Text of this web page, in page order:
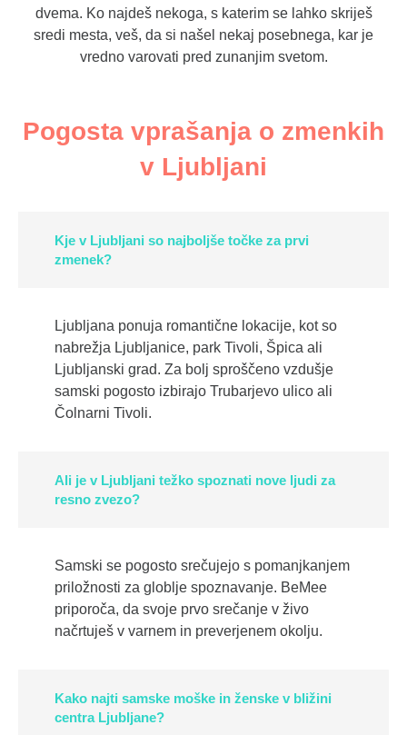
dvema. Ko najdeš nekoga, s katerim se lahko skriješ
sredi mesta, veš, da si našel nekaj posebnega, kar je
vredno varovati pred zunanjim svetom.
Pogosta vprašanja o zmenkih
v Ljubljani
Kje v Ljubljani so najboljše točke za prvi
zmenek?
Ljubljana ponuja romantične lokacije, kot so
nabrežja Ljubljanice, park Tivoli, Špica ali
Ljubljanski grad. Za bolj sproščeno vzdušje
samski pogosto izbirajo Trubarjevo ulico ali
Čolnarni Tivoli.
Ali je v Ljubljani težko spoznati nove ljudi za
resno zvezo?
Samski se pogosto srečujejo s pomanjkanjem
priložnosti za globlje spoznavanje. BeMee
priporoča, da svoje prvo srečanje v živo
načrtuješ v varnem in preverjenem okolju.
Kako najti samske moške in ženske v bližini
centra Ljubljane?